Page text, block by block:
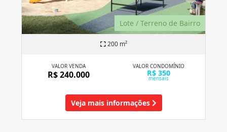
Lote / Terreno de Bairro
200 m²
VALOR VENDA
R$ 240.000
VALOR CONDOMÍNIO
R$ 350
mensais
Veja mais informações